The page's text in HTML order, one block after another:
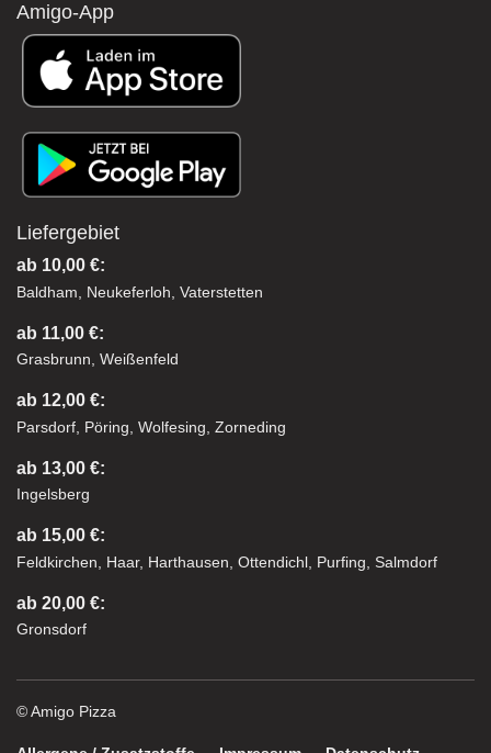
Amigo-App
Liefergebiet
ab 10,00 €:
Baldham, Neukeferloh, Vaterstetten
ab 11,00 €:
Grasbrunn, Weißenfeld
ab 12,00 €:
Parsdorf, Pöring, Wolfesing, Zorneding
ab 13,00 €:
Ingelsberg
ab 15,00 €:
Feldkirchen, Haar, Harthausen, Ottendichl, Purfing, Salmdorf
ab 20,00 €:
Gronsdorf
© Amigo Pizza